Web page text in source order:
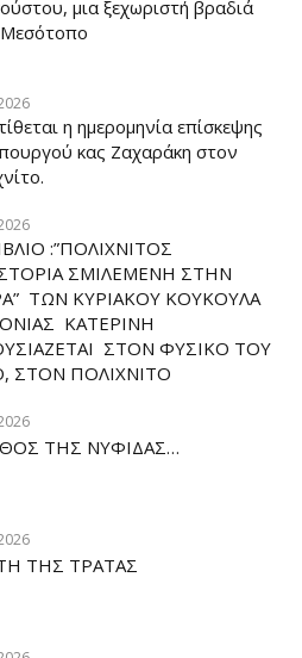
μια ξεχωριστή βραδιά
η ημερομηνία επίσκεψης
κας Ζαχαράκη στον
:”ΠΟΛΙΧΝΙΤΟΣ
ΣΜΙΛΕΜΕΝΗ ΣΤΗΝ
ΤΩΝ ΚΥΡΙΑΚΟΥ ΚΟΥΚΟΥΛΑ
ΚΑΤΕΡΙΝΗ
ΣΤΟΝ ΦΥΣΙΚΟ ΤOY
ΣΤΟΝ ΠΟΛΙΧΝΙΤΟ
ΤΗΣ ΝΥΦΙΔΑΣ…
ΤΗΣ ΤΡΑΤΑΣ